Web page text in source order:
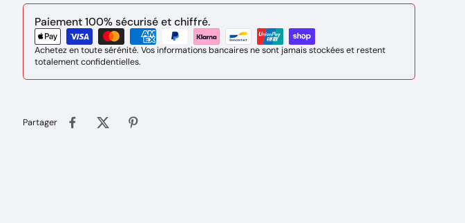
Paiement 100% sécurisé et chiffré.
Achetez en toute sérénité. Vos informations bancaires ne sont jamais stockées et restent
totalement confidentielles.
Partager